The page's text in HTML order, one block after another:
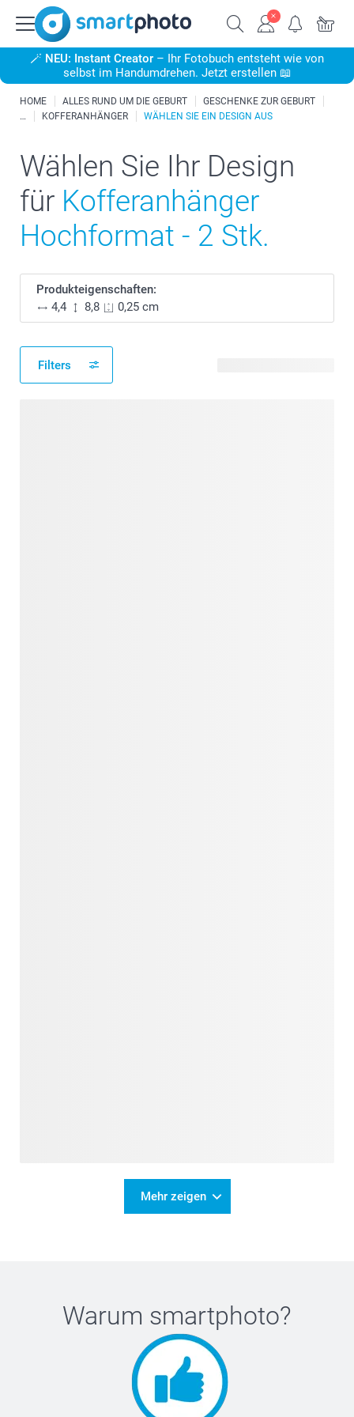
🪄 NEU: Instant Creator – Ihr Fotobuch entsteht wie von
selbst im Handumdrehen. Jetzt erstellen 📖
HOME ALLES RUND UM DIE GEBURT
GESCHENKE ZUR GEBURT
KOFFERANHÄNGER
WÄHLEN SIE EIN DESIGN AUS
Wählen Sie Ihr Design
für Kofferanhänger
Hochformat - 2 Stk.
Produkteigenschaften:
4,4
8,8 0,25 cm
Filters
Mehr zeigen
Warum smartphoto?